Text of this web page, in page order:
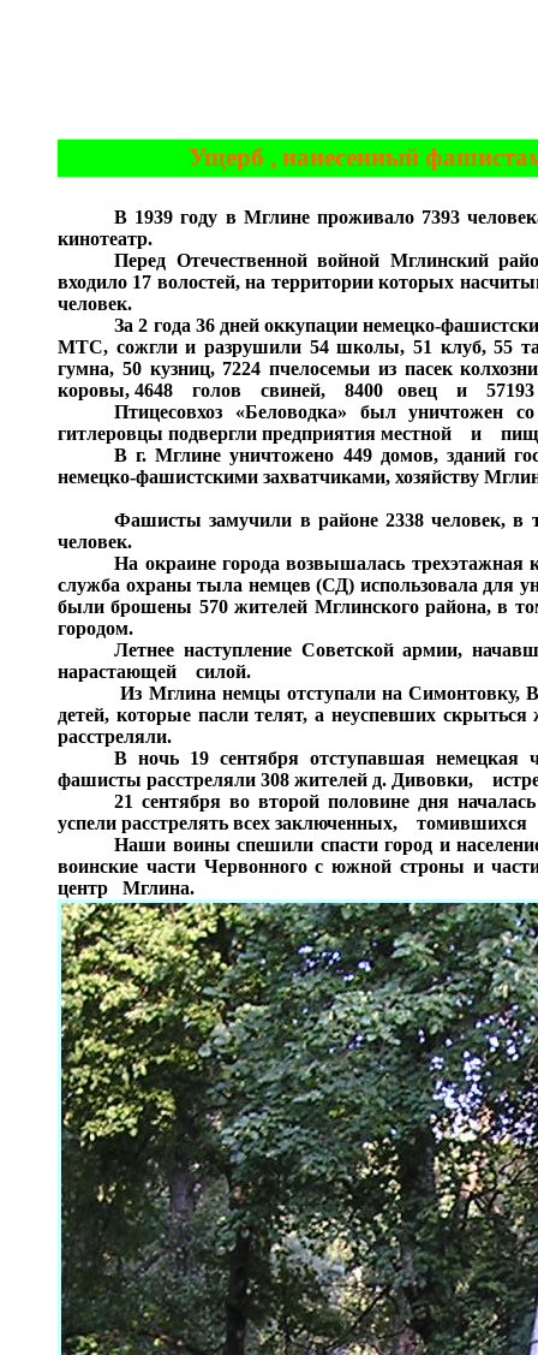
Ущерб , нанесенный
В 1939 году в Мглине проживало 7393
кинотеатр.
Перед Отечественной войной Мглинский
входило 17 волостей, на территории которых
человек.
За 2 года 36 дней оккупации немецко-
МТС, сожгли и разрушили 54 школы, 51 клуб, 55
гумна, 50 кузниц, 7224 пчелосемьи из пасек
коровы, 4648 голов свиней, 8400 овец и
Птицесовхоз «Беловодка» был уничтожен
гитлеровцы подвергли предприятия местной и
В г. Мглине уничтожено 449 домов, зданий
немецко-фашистскими захватчиками, хозяйству
Фашисты замучили в районе 2338
человек.
На окраине города возвышалась
служба охраны тыла немцев (СД) использовала для
были брошены 570 жителей Мглинского
городом.
Летнее наступление Советской армии,
нарастающей силой.
Из Мглина немцы отступали на
детей, которые пасли телят, а неуспевших
расстреляли.
В ночь 19 сентября отступавшая немецкая
фашисты расстреляли 308 жителей д. Дивовки,
21 сентября во второй половине дня
успели расстрелять всех заключенных,
Наши воины спешили спасти город и
воинские части Червонного с южной строны и
центр Мглина.